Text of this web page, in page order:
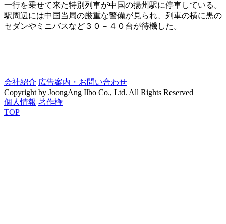
一行を乗せて来た特別列車が中国の揚州駅に停車している。
駅周辺には中国当局の厳重な警備が見られ、列車の横に黒の
セダンやミニバスなど３０－４０台が待機した。
会社紹介 広告案内・お問い合わせ
Copyright by JoongAng Ilbo Co., Ltd. All Rights Reserved
個人情報 著作権
TOP